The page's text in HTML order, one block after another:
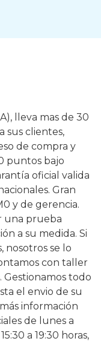
lleva mas de 30
sus clientes,
de compra y
puntos bajo
oficial valida
Gran
y de gerencia.
una prueba
a su medida. Si
nosotros se lo
con taller
Gestionamos todo
el envio de su
información
de lunes a
a 19:30 horas,